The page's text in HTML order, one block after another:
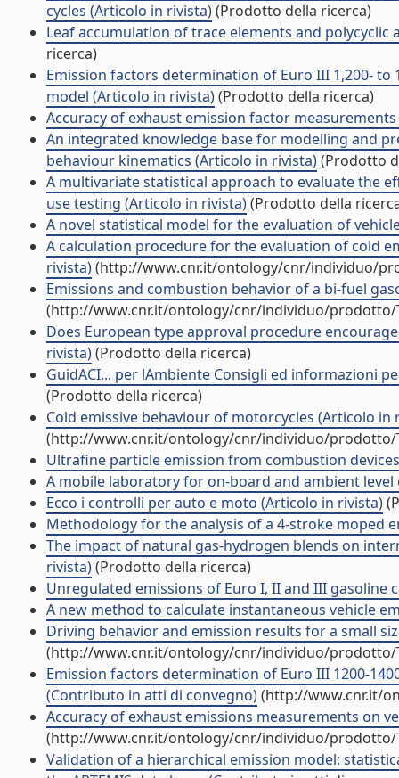
cycles (Articolo in rivista)(Prodotto della ricerca)
Leaf accumulation of trace elements and
ricerca)
Emission factors determination of Euro III 1,200-
model (Articolo in rivista)(Prodotto della ricerca)
Accuracy of exhaust emission factor
An integrated knowledge base for modelling and
behaviour kinematics (Articolo in rivista)(Prodotto
A multivariate statistical approach to evaluate the
use testing (Articolo in rivista)(Prodotto della
A novel statistical model for the evaluation of
A calculation procedure for the evaluation of cold
rivista)(http://www.cnr.it/ontology/cnr/individuo/
Emissions and combustion behavior of a bi-fuel
(http://www.cnr.it/ontology/cnr/individuo/prodotto/
Does European type approval procedure
rivista)(Prodotto della ricerca)
GuidACI... per lAmbiente Consigli ed
(Prodotto della ricerca)
Cold emissive behaviour of motorcycles (Articolo in
(http://www.cnr.it/ontology/cnr/individuo/prodotto/
Ultrafine particle emission from combustion
A mobile laboratory for on-board and ambient
Ecco i controlli per auto e moto (Articolo in rivista)
Methodology for the analysis of a 4-stroke moped
The impact of natural gas-hydrogen blends on
rivista)(Prodotto della ricerca)
Unregulated emissions of Euro I, II and III gasoline
A new method to calculate instantaneous vehicle
Driving behavior and emission results for a small
(http://www.cnr.it/ontology/cnr/individuo/prodotto/
Emission factors determination of Euro III 1200-
(Contributo in atti di convegno)(http://www.cnr.it/
Accuracy of exhaust emissions measurements on
(http://www.cnr.it/ontology/cnr/individuo/prodotto/
Validation of a hierarchical emission model: